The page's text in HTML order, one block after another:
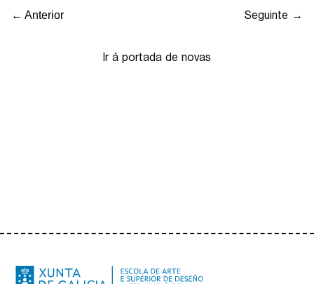
← Anterior Seguinte →
Ir á portada de novas